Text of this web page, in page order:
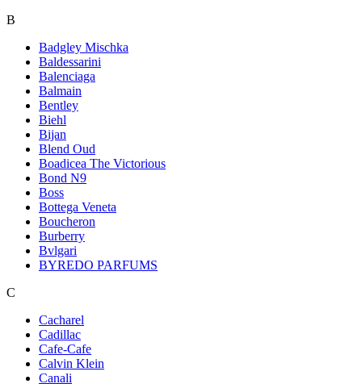
B
Badgley Mischka
Baldessarini
Balenciaga
Balmain
Bentley
Biehl
Bijan
Blend Oud
Boadicea The Victorious
Bond N9
Boss
Bottega Veneta
Boucheron
Burberry
Bvlgari
BYREDO PARFUMS
C
Cacharel
Cadillac
Cafe-Cafe
Calvin Klein
Canali